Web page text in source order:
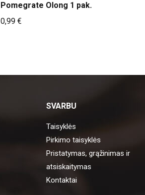
Pomegrate Olong 1 pak.
0,99 €
SVARBU
Taisyklės
Pirkimo taisyklės
Pristatymas, grąžinimas ir
atsiskaitymas
Kontaktai